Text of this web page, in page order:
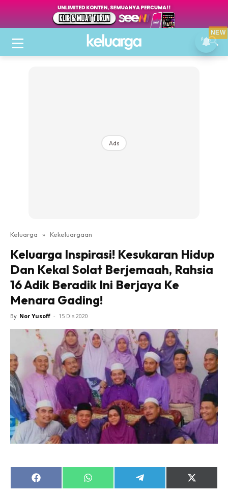
Ads
Keluarga » Kekeluargaan
Keluarga Inspirasi! Kesukaran Hidup
Dan Kekal Solat Berjemaah, Rahsia
16 Adik Beradik Ini Berjaya Ke
Menara Gading!
By Nor Yusoff - 15 Dis 2020
Share
on
Share
on
Share
on
Share
on
NEW